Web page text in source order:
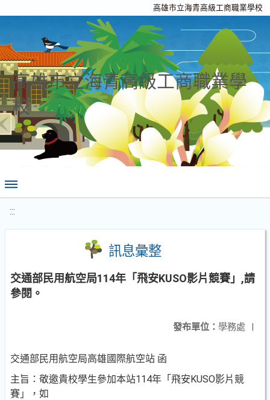
高雄市立海青高級工商職業學校
高雄市立海青高級工商職業學
校
:::
訊息彙整
交通部民用航空局114年「飛安KUSO影片競賽」,請
參閱。
發布單位： 學務處 |
交通部民用航空局高雄國際航空站 函
主旨：敬邀貴校學生參加本站114年「飛安KUSO影片競
賽」，如